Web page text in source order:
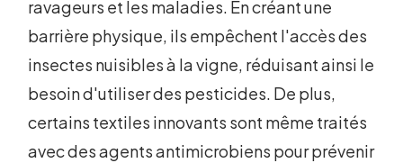
ravageurs et les maladies. En créant une
barrière physique, ils empêchent l'accès des
insectes nuisibles à la vigne, réduisant ainsi le
besoin d'utiliser des pesticides. De plus,
certains textiles innovants sont même traités
avec des agents antimicrobiens pour prévenir